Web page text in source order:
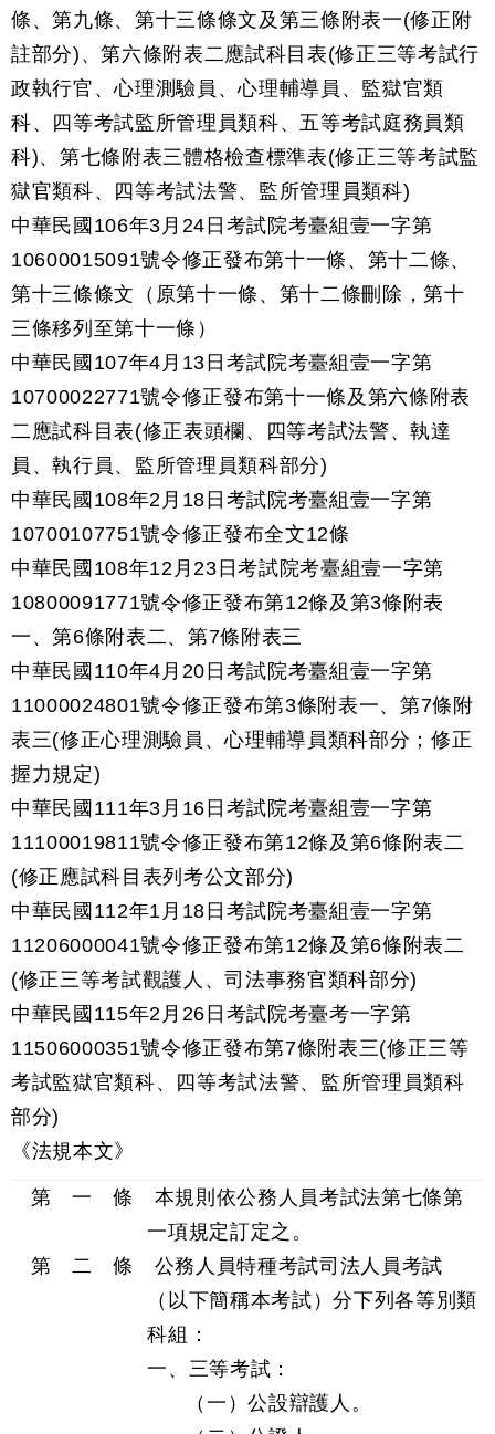
條、第九條、第十三條條文及第三條附表一(修正附
註部分)、第六條附表二應試科目表(修正三等考試行
政執行官、心理測驗員、心理輔導員、監獄官類
科、四等考試監所管理員類科、五等考試庭務員類
科)、第七條附表三體格檢查標準表(修正三等考試監
獄官類科、四等考試法警、監所管理員類科)
中華民國106年3月24日考試院考臺組壹一字第
10600015091號令修正發布第十一條、第十二條、
第十三條條文（原第十一條、第十二條刪除，第十
三條移列至第十一條）
中華民國107年4月13日考試院考臺組壹一字第
10700022771號令修正發布第十一條及第六條附表
二應試科目表(修正表頭欄、四等考試法警、執達
員、執行員、監所管理員類科部分)
中華民國108年2月18日考試院考臺組壹一字第
10700107751號令修正發布全文12條
中華民國108年12月23日考試院考臺組壹一字第
10800091771號令修正發布第12條及第3條附表
一、第6條附表二、第7條附表三
中華民國110年4月20日考試院考臺組壹一字第
11000024801號令修正發布第3條附表一、第7條附
表三(修正心理測驗員、心理輔導員類科部分；修正
握力規定)
中華民國111年3月16日考試院考臺組壹一字第
11100019811號令修正發布第12條及第6條附表二
(修正應試科目表列考公文部分)
中華民國112年1月18日考試院考臺組壹一字第
11206000041號令修正發布第12條及第6條附表二
(修正三等考試觀護人、司法事務官類科部分)
中華民國115年2月26日考試院考臺考一字第
11506000351號令修正發布第7條附表三(修正三等
考試監獄官類科、四等考試法警、監所管理員類科
部分)
《法規本文》
第 一 條 本規則依公務人員考試法第七條第
一項規定訂定之。
第 二 條 公務人員特種考試司法人員考試
（以下簡稱本考試）分下列各等別類
科組：
一、三等考試：
（一）公設辯護人。